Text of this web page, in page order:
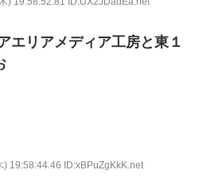
エリアメディア工房と東１
) 19:58:44.46 ID:xBPuZgKkK.net